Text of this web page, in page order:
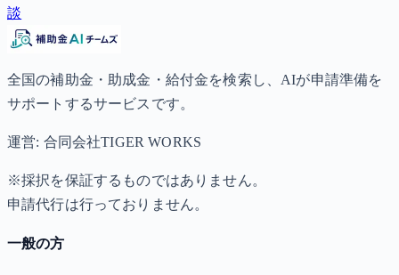
談
全国の補助金・助成金・給付金を検索し、AIが申請準備を
サポートするサービスです。
運営: 合同会社TIGER WORKS
※採択を保証するものではありません。
申請代行は行っておりません。
一般の方